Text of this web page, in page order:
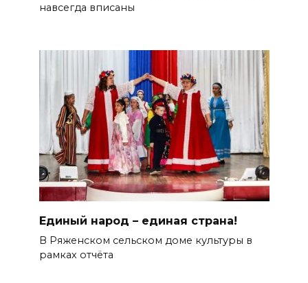
навсегда вписаны
Единый народ – единая страна!
В Ряженском сельском доме культуры в
рамках отчёта